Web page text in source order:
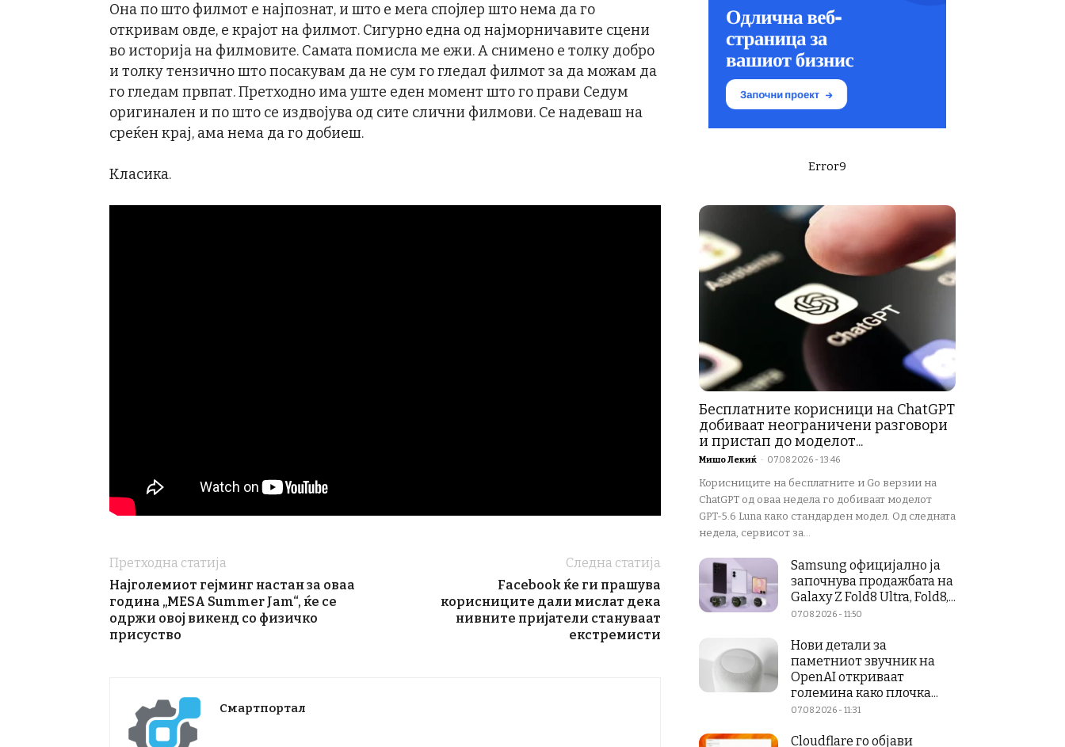
Она по што филмот е најпознат, и што е мега спојлер што нема да го
откривам овде, е крајот на филмот. Сигурно една од најморничавите сцени
во историја на филмовите. Самата помисла ме ежи. А снимено е толку добро
и толку тензично што посакувам да не сум го гледал филмот за да можам да
го гледам првпат. Претходно има уште еден момент што го прави Седум
оригинален и по што се издвојува од сите слични филмови. Се надеваш на
среќен крај, ама нема да го добиеш.
Класика.
Претходна статија
Најголемиот гејминг настан за оваа
година „MESA Summer Jam“, ќе се
одржи овој викенд со физичко
присуство
Следна статија
Facebook ќе ги прашува
корисниците дали мислат дека
нивните пријатели стануваат
екстремисти
Смартпортал
Error9
Бесплатните корисници на ChatGPT
добиваат неограничени разговори
и пристап до моделот...
Мишо Лекиќ - 07.08.2026 - 13:46
Корисниците на бесплатните и Go верзии на
ChatGPT од оваа недела го добиваат моделот
GPT-5.6 Luna како стандарден модел. Од следната
недела, сервисот за...
Samsung официјално ја
започнува продажбата на
Galaxy Z Fold8 Ultra, Fold8,...
07.08.2026 - 11:50
Нови детали за
паметниот звучник на
OpenAI откриваат
големина како плочка...
07.08.2026 - 11:31
Cloudflare го објави